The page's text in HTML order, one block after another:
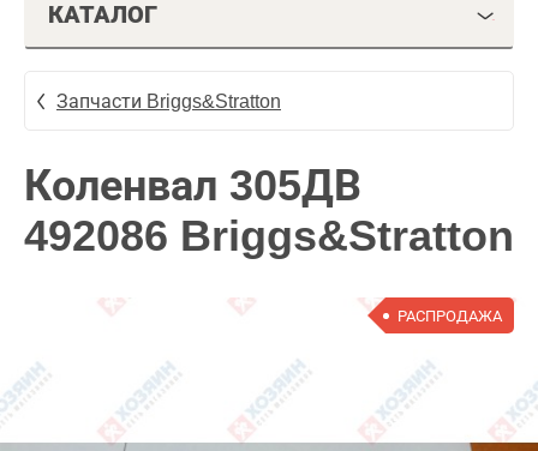
КАТАЛОГ
Запчасти Briggs&Stratton
Коленвал 305ДВ
492086 Briggs&Stratton
РАСПРОДАЖА